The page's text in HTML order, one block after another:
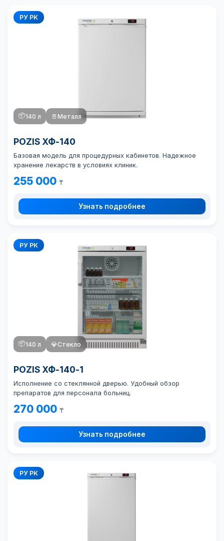
РУ РК
📦140 л 🚪 Металл
POZIS ХФ-140
Базовая модель для процедурных кабинетов. Надежное
хранение лекарств в условиях клиник.
255 000 ₸
Узнать подробнее
РУ РК
📦140 л 💎Стекло
POZIS ХФ-140-1
Исполнение со стеклянной дверью. Удобный обзор
препаратов для персонала больниц.
270 000 ₸
Узнать подробнее
РУ РК